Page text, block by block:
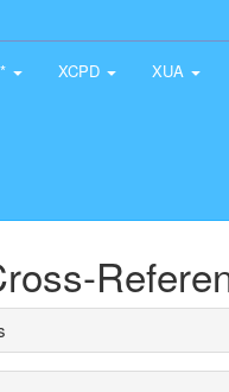
XCPD XUA